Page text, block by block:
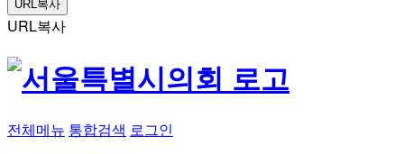
URL복사
URL복사
전체메뉴 통합검색 로그인